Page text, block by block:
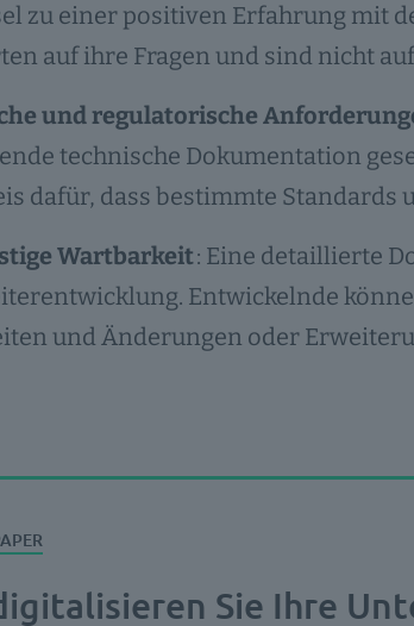
zu einer positiven Erfahrung mit
auf ihre Fragen und sind nicht
und regulatorische
technische Dokumentation
dafür, dass bestimmte
Wartbarkeit: Eine detaillierte
Entwickelnde
und Änderungen oder
Sie Ihre